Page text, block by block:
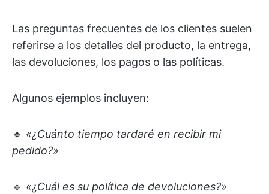
Las preguntas frecuentes de los clientes suelen
referirse a los detalles del producto, la entrega,
las devoluciones, los pagos o las políticas.
Algunos ejemplos incluyen:
🔹 «¿Cuánto tiempo tardaré en recibir mi
pedido?»
🔹 «¿Cuál es su política de devoluciones?»